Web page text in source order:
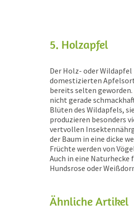
5. Holzapfel
Der Holz- oder Wildapfel
domestizierten
bereits selten geworden.
nicht gerade
Blüten des Wildapfels,
produzieren besonders
vertvollen
der Baum in eine dicke
Früchte werden von
Auch in eine Naturhecke
Hundsrose oder
Ähnliche Artikel